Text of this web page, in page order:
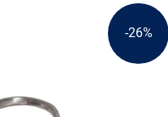
-26%